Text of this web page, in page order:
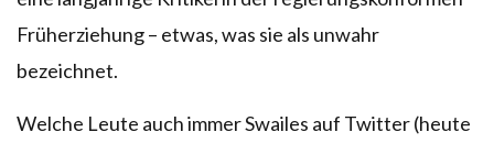
Früherziehung – etwas, was sie als unwahr
bezeichnet.
Welche Leute auch immer Swailes auf Twitter (heute